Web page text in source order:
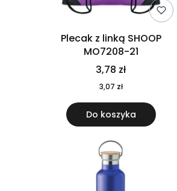
Plecak z linką SHOOP
MO7208-21
3,78 zł
3,07 zł
Do koszyka